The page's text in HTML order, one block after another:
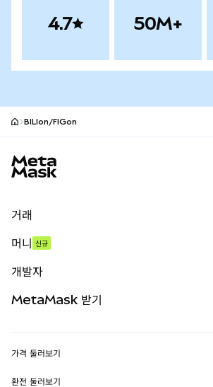
4.7 50M+
BILIon/FIGon
거래
무기한 선물
실물자산
머니 신규
개발자
MetaMask 받기
가격 둘러보기
환전 둘러보기